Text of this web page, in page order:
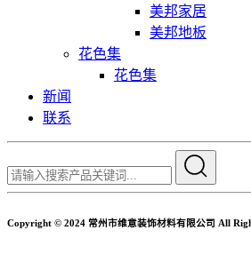
美邦家居
美邦地板
花色集
花色集
新闻
联系
Copyright © 2024 常州市维意装饰材料有限公司 All